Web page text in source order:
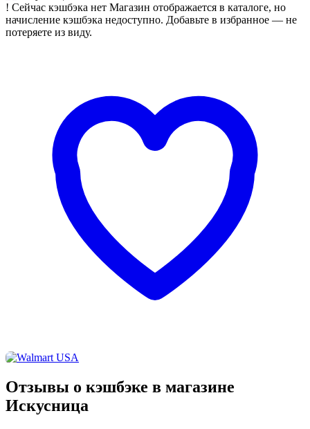
! Сейчас кэшбэка нет Магазин отображается в каталоге, но
начисление кэшбэка недоступно. Добавьте в избранное — не
потеряете из виду.
Отзывы о кэшбэке в магазине
Искусница